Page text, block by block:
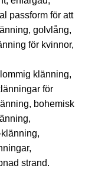
passform för att
golvlång,
för kvinnor,
klänning,
för
bohemisk
strand.